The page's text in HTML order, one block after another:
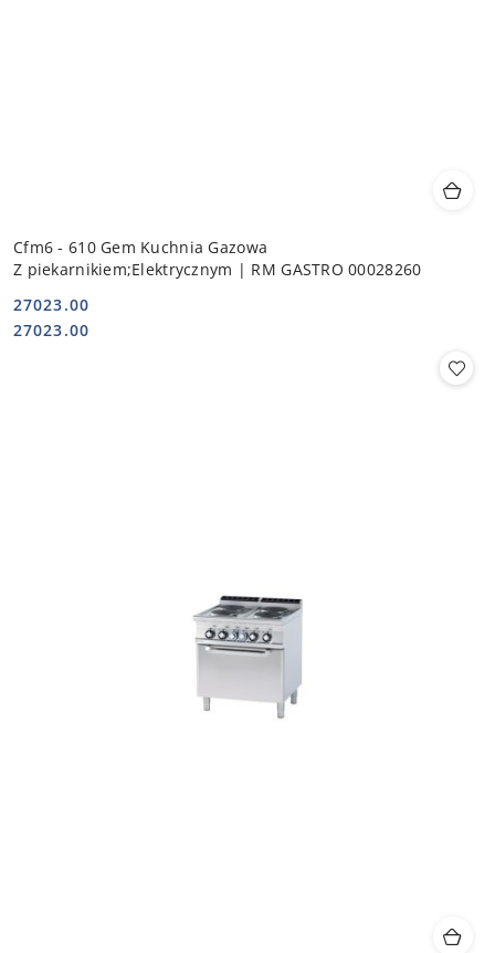
Cfm6 - 610 Gem Kuchnia Gazowa
Z piekarnikiem;Elektrycznym | RM GASTRO 00028260
Cena:
27023.00
Cena:
27023.00